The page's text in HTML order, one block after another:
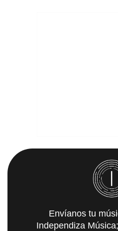
Envíanos tu
Independiza